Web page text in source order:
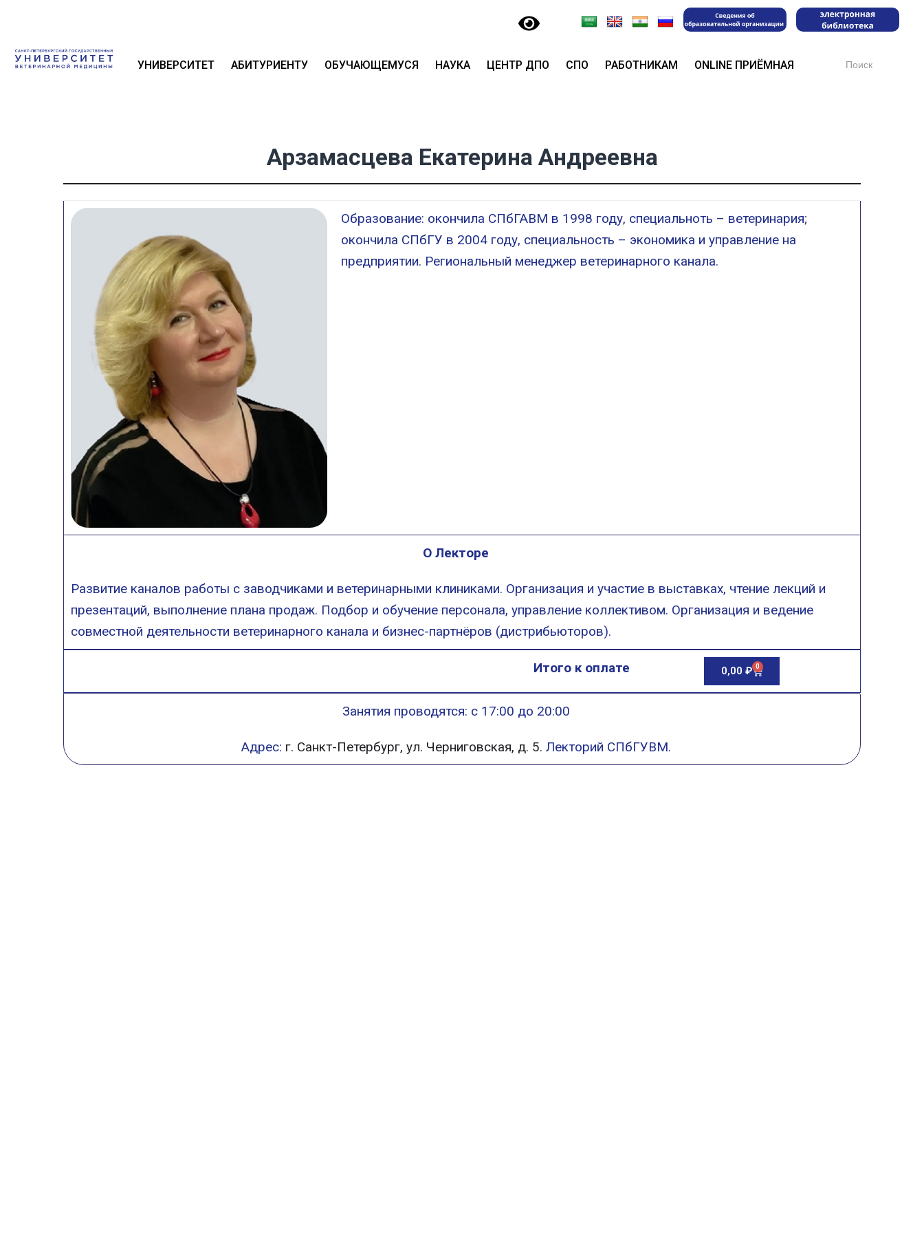
УНИВЕРСИТЕТ АБИТУРИЕНТУ ОБУЧАЮЩЕМУСЯ НАУКА ЦЕНТР ДПО СПО РАБОТНИКАМ ONLINE ПРИЁМНАЯ for:
Арзамасцева Екатерина Андреевна
Образование: окончила СПбГАВМ в 1998 году, специальноть – ветеринария;
окончила СПбГУ в 2004 году, специальность – экономика и управление на
предприятии. Региональный менеджер ветеринарного канала.
О Лекторе
Развитие каналов работы с заводчиками и ветеринарными клиниками. Организация и участие в выставках, чтение лекций и
презентаций, выполнение плана продаж. Подбор и обучение персонала, управление коллективом. Организация и ведение
совместной деятельности ветеринарного канала и бизнес-партнёров (дистрибьюторов).
Итого к оплате 0,00 ₽ 0
Занятия проводятся: с 17:00 до 20:00
Адрес: г. Санкт-Петербург, ул. Черниговская, д. 5. Лекторий СПбГУВМ.